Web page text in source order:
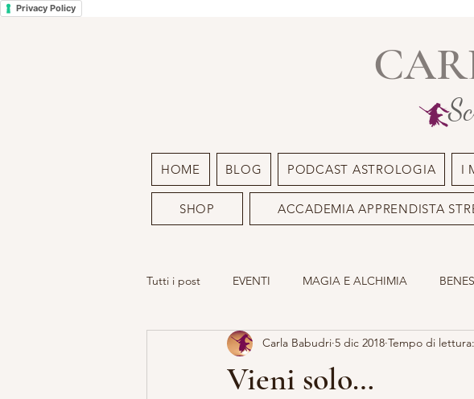
Privacy Policy
HOME BLOG PODCAST ASTROLOGIA I
SHOP ACCADEMIA APPRENDISTA
Tutti i post EVENTI MAGIA E ALCHIMIA
LA MIA ARTE SACRO FEMMINILE OLISTICO
Vieni solo…
Carla Babudri 5 dic 2018 Tempo di